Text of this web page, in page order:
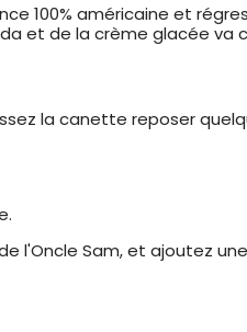
100% américaine et
et de la crème glacée va
la canette reposer
l'Oncle Sam, et ajoutez